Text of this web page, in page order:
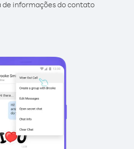
informações do contato